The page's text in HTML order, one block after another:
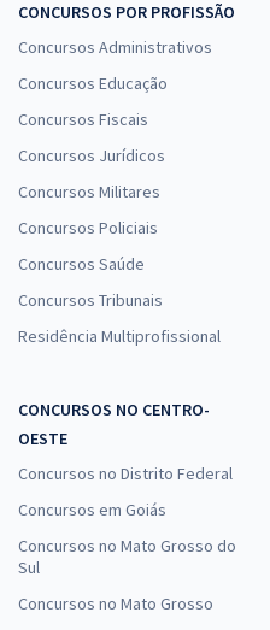
CONCURSOS POR PROFISSÃO
Concursos Administrativos
Concursos Educação
Concursos Fiscais
Concursos Jurídicos
Concursos Militares
Concursos Policiais
Concursos Saúde
Concursos Tribunais
Residência Multiprofissional
CONCURSOS NO CENTRO-
OESTE
Concursos no Distrito Federal
Concursos em Goiás
Concursos no Mato Grosso do
Sul
Concursos no Mato Grosso